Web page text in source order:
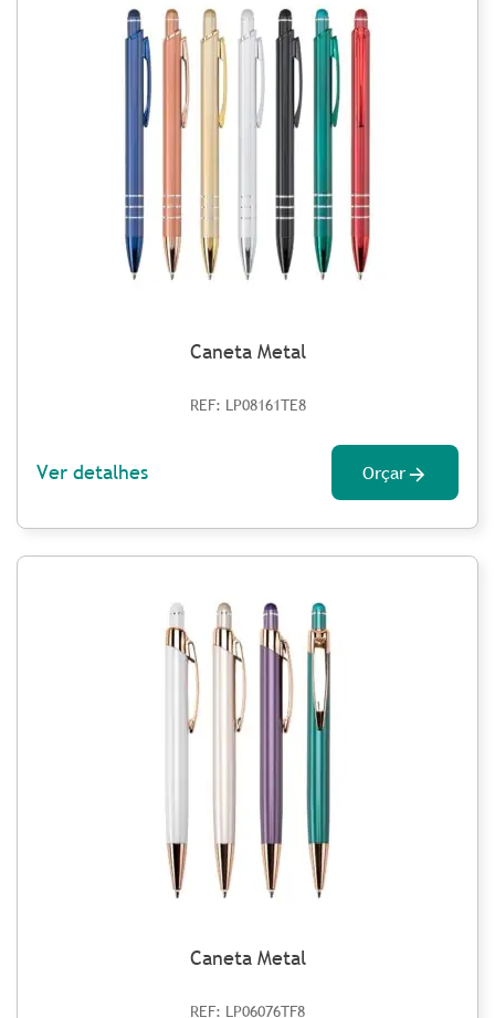
Caneta Metal
REF: LP08161TE8
Ver detalhes Orçar
Caneta Metal
REF: LP06076TF8